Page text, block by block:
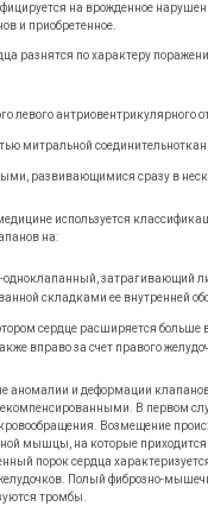
на врожденное
и приобретенное.
разнятся по характеру
левого антриовентрикулярного
митральной
развивающимися сразу в
используется
на:
затрагивающий
складками ее внутренней
сердце расширяется больше
вправо за счет правого
аномалии и деформации
В первом
Возмещение
мышцы, на которые приходится
порок сердца
Полый фиброзно-
тромбы.